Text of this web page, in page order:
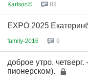
Karlson© 89
EXPO 2025
family-2016 9
доброе утро. четверг.
пионерском).